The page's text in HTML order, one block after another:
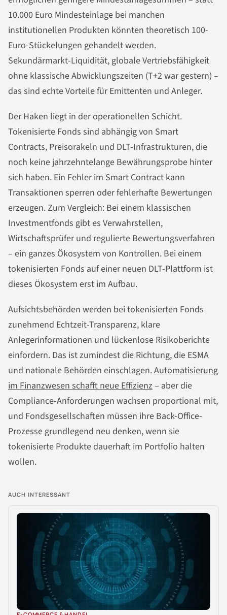
10.000 Euro Mindesteinlage bei manchen
institutionellen Produkten könnten theoretisch 100-
Euro-Stückelungen gehandelt werden.
Sekundärmarkt-Liquidität, globale Vertriebsfähigkeit
ohne klassische Abwicklungszeiten (T+2 war gestern) –
das sind echte Vorteile für Emittenten und Anleger.
Der Haken liegt in der operationellen Schicht.
Tokenisierte Fonds sind abhängig von Smart
Contracts, Preisorakeln und DLT-Infrastrukturen, die
noch keine jahrzehntelange Bewährungsprobe hinter
sich haben. Ein Fehler im Smart Contract kann
Transaktionen sperren oder fehlerhafte Bewertungen
erzeugen. Zum Vergleich: Bei einem klassischen
Investmentfonds gibt es Verwahrstellen,
Wirtschaftsprüfer und regulierte Bewertungsverfahren
– ein ganzes Ökosystem von Kontrollen. Bei einem
tokenisierten Fonds auf einer neuen DLT-Plattform ist
dieses Ökosystem erst im Aufbau.
Aufsichtsbehörden werden bei tokenisierten Fonds
zunehmend Echtzeit-Transparenz, klare
Anlegerinformationen und lückenlose Risikoberichte
einfordern. Das ist zumindest die Richtung, die ESMA
und nationale Behörden einschlagen.Automatisierung
im Finanzwesen schafft neue Effizienz– aber die
Compliance-Anforderungen wachsen proportional mit,
und Fondsgesellschaften müssen ihre Back-Office-
Prozesse grundlegend neu denken, wenn sie
tokenisierte Produkte dauerhaft im Portfolio halten
wollen.
AUCH INTERESSANT